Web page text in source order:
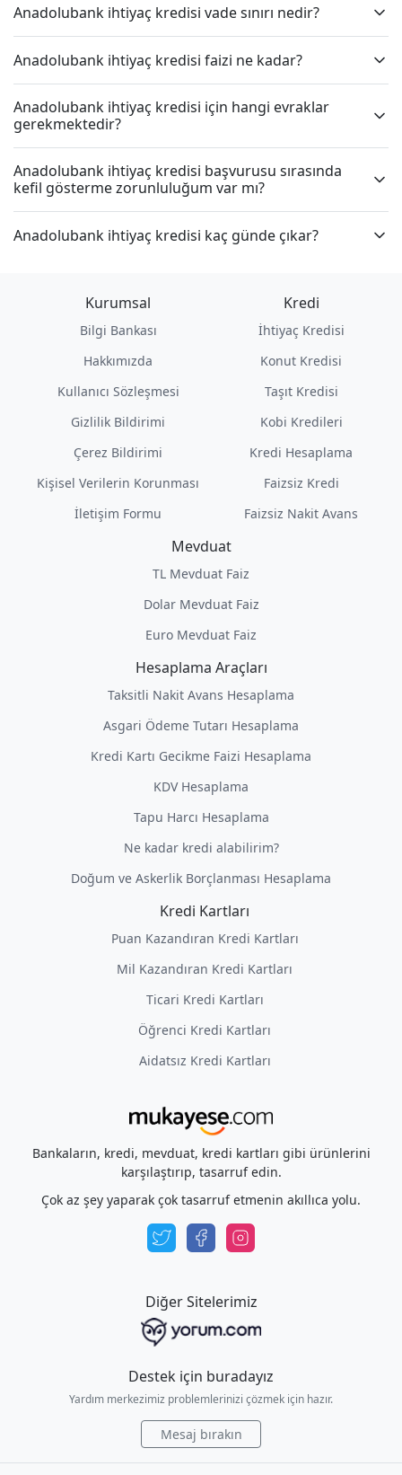
Anadolubank ihtiyaç kredisi vade sınırı nedir?
Anadolubank ihtiyaç kredisi faizi ne kadar?
Anadolubank ihtiyaç kredisi için hangi evraklar
gerekmektedir?
Anadolubank ihtiyaç kredisi başvurusu sırasında
kefil gösterme zorunluluğum var mı?
Anadolubank ihtiyaç kredisi kaç günde çıkar?
Kurumsal
Bilgi Bankası
Hakkımızda
Kullanıcı Sözleşmesi
Gizlilik Bildirimi
Çerez Bildirimi
Kişisel Verilerin Korunması
İletişim Formu
Kredi
İhtiyaç Kredisi
Konut Kredisi
Taşıt Kredisi
Kobi Kredileri
Kredi Hesaplama
Faizsiz Kredi
Faizsiz Nakit Avans
Mevduat
TL Mevduat Faiz
Dolar Mevduat Faiz
Euro Mevduat Faiz
Hesaplama Araçları
Taksitli Nakit Avans Hesaplama
Asgari Ödeme Tutarı Hesaplama
Kredi Kartı Gecikme Faizi Hesaplama
KDV Hesaplama
Tapu Harcı Hesaplama
Ne kadar kredi alabilirim?
Doğum ve Askerlik Borçlanması Hesaplama
Kredi Kartları
Puan Kazandıran Kredi Kartları
Mil Kazandıran Kredi Kartları
Ticari Kredi Kartları
Öğrenci Kredi Kartları
Aidatsız Kredi Kartları
Bankaların, kredi, mevduat, kredi kartları gibi ürünlerini
karşılaştırıp, tasarruf edin.
Çok az şey yaparak çok tasarruf etmenin akıllıca yolu.
Diğer Sitelerimiz
Destek için buradayız
Yardım merkezimiz problemlerinizi çözmek için hazır.
Mesaj bırakın